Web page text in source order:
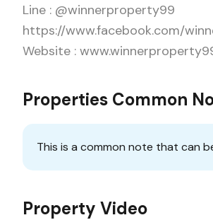
Line : @winnerproperty99
https://www.facebook.com/
Website :
Properties Common
This is a common note that can
Property Video